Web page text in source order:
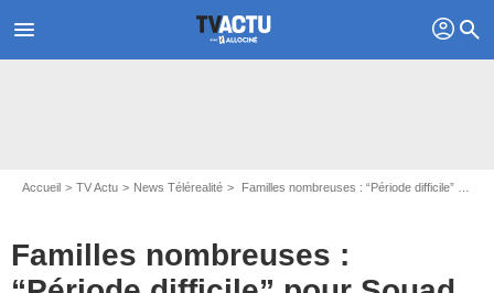
menu profil search
Accueil TV Actu News Télérealité Familles nombreuses : “Période difficile” pour Souad Romero, elle se confie…
Familles nombreuses :